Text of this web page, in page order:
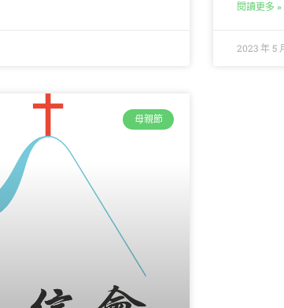
閱讀更多 »
2023 年 5
母親節